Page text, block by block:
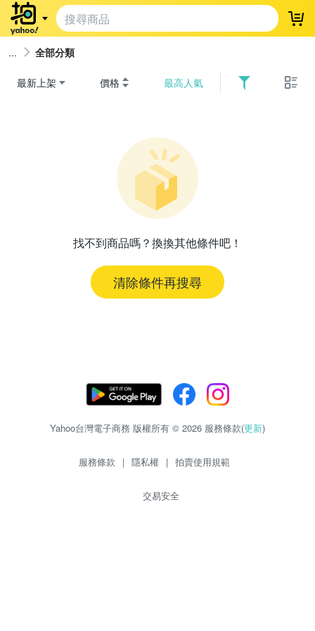
登
全部分類
最新上架 價格 最高人氣
找不到商品嗎？換換其他條件吧！
清除條件再搜尋
Yahoo台灣電子商務 版權所有 © 2026 服務條款(更新)
服務條款 | 隱私權 | 拍賣使用規範
交易安全